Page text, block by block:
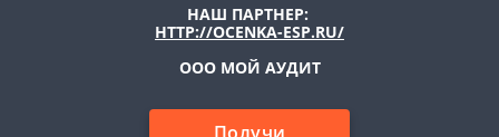
НАШ ПАРТНЕР:
HTTP://OCENKA-ESP.RU/
ООО МОЙ АУДИТ